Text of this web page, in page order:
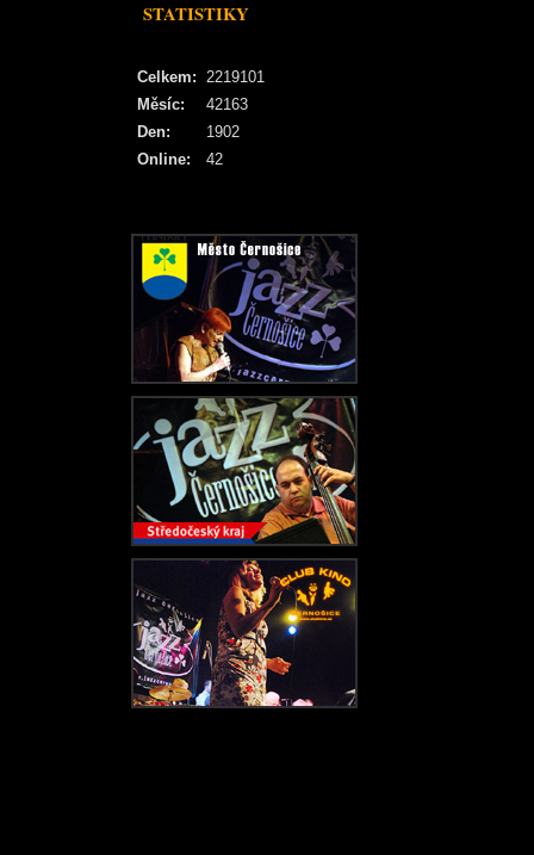
STATISTIKY
Online: 42
Celkem: 2219101
Měsíc:
42163
Den:
1902